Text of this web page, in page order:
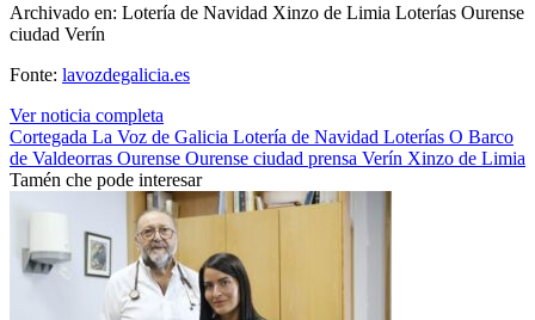
Archivado en: Lotería de Navidad Xinzo de Limia Loterías Ourense
ciudad Verín
Fonte: lavozdegalicia.es
Ver noticia completa
Cortegada La Voz de Galicia Lotería de Navidad Loterías O Barco
de Valdeorras Ourense Ourense ciudad prensa Verín Xinzo de Limia
Tamén che pode interesar